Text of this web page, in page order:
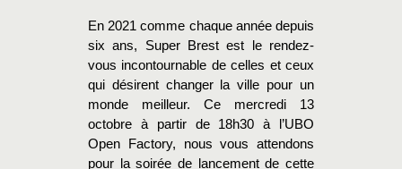
En 2021 comme chaque année depuis
six ans, Super Brest est le rendez-
vous incontournable de celles et ceux
qui désirent changer la ville pour un
monde meilleur. Ce mercredi 13
octobre à partir de 18h30 à l’UBO
Open Factory, nous vous attendons
pour la soirée de lancement de cette